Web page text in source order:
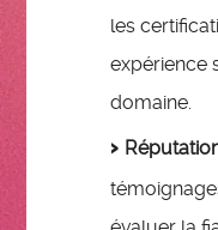
les
expérience
domaine.